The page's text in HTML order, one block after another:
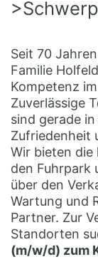
Seit 70
Familie
Kompetenz
Zuverlässige
sind gerade
Zufriedenheit
Wir bieten
den Fuhrpark
über den
Wartung und
Partner. Zur
Standorten
(m/w/d) zum